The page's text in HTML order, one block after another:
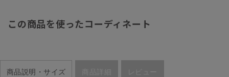
この商品を使ったコーディネート
商品説明・サイズ 商品詳細 レビュー